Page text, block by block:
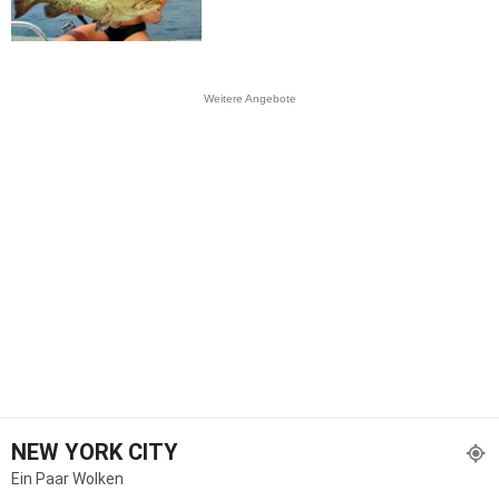
Weitere Angebote
NEW YORK CITY
Ein Paar Wolken